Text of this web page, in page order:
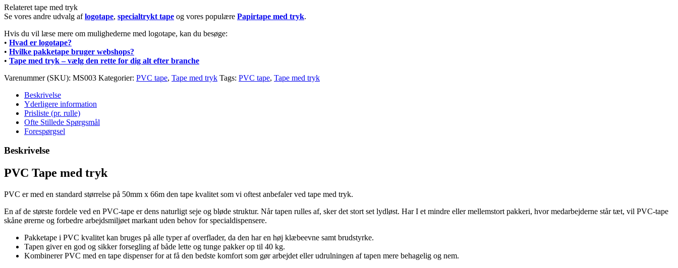
Relateret tape med tryk
Se vores andre udvalg aflogotape, specialtrykt tape og vores populære Papirtape med tryk.
Hvis du vil læse mere om mulighederne med logotape, kan du besøge:
• Hvad er logotape?
• Hvilke pakketape bruger webshops?
• Tape med tryk – vælg den rette for dig alt efter branche
Varenummer (SKU): MS003 Kategorier: PVC tape, Tape med tryk Tags: PVC tape, Tape med tryk
Beskrivelse
Yderligere information
Prisliste (pr. rulle)
Ofte Stillede Spørgsmål
Forespørgsel
Beskrivelse
PVC Tape med tryk
PVC er med en standard størrelse på 50mm x 66m den tape kvalitet som vi oftest anbefaler ved tape med tryk.
En af de største fordele ved en PVC-tape er dens naturligt seje og bløde struktur. Når tapen rulles af, sker det stort set lydløst. Har I et mindre eller mellemstort pakkeri, hvor medarbejderne står tæt, vil PVC-tape
skåne ørerne og forbedre arbejdsmiljøet markant uden behov for specialdispensere.
Pakketape i PVC kvalitet kan bruges på alle typer af overflader, da den har en høj klæbeevne samt brudstyrke.
Tapen giver en god og sikker forsegling af både lette og tunge pakker op til 40 kg.
Kombinerer PVC med en tape dispenser for at få den bedste komfort som gør arbejdet eller udrulningen af tapen mere behagelig og nem.